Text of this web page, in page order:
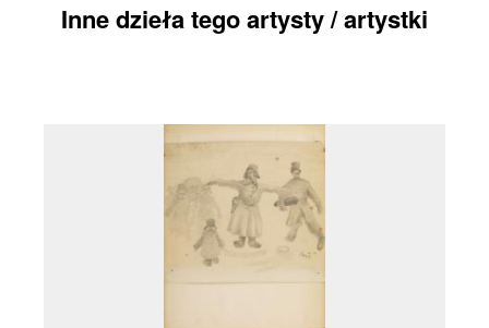
Inne dzieła tego artysty / artystki